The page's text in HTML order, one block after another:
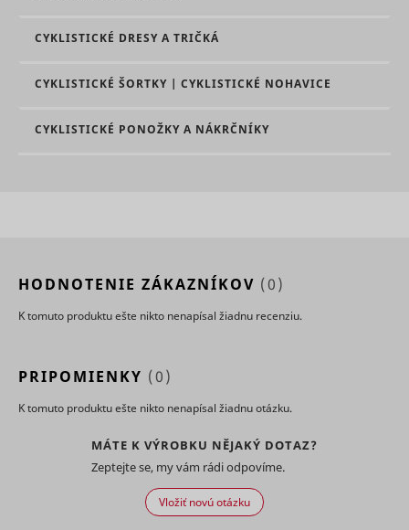
CYKLISTICKÉ DRESY A TRIČKÁ
CYKLISTICKÉ ŠORTKY | CYKLISTICKÉ NOHAVICE
CYKLISTICKÉ PONOŽKY A NÁKRČNÍKY
HODNOTENIE ZÁKAZNÍKOV (0)
K tomuto produktu ešte nikto nenapísal žiadnu recenziu.
PRIPOMIENKY (0)
K tomuto produktu ešte nikto nenapísal žiadnu otázku.
MÁTE K VÝROBKU NĚJAKÝ DOTAZ?
Zeptejte se, my vám rádi odpovíme.
Vložiť novú otázku